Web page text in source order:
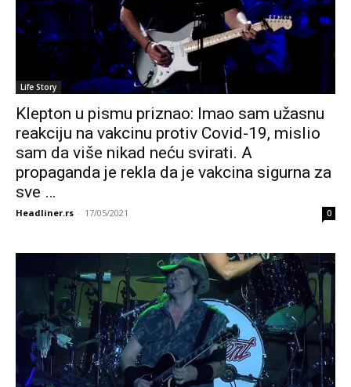
Life Story
Klepton u pismu priznao: Imao sam užasnu
reakciju na vakcinu protiv Covid-19, mislio
sam da više nikad neću svirati. A
propaganda je rekla da je vakcina sigurna za
sve …
Headliner.rs - 17/05/2021 0